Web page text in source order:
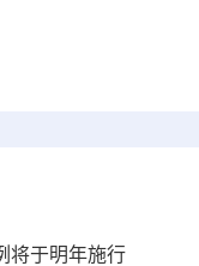
将于明年施行